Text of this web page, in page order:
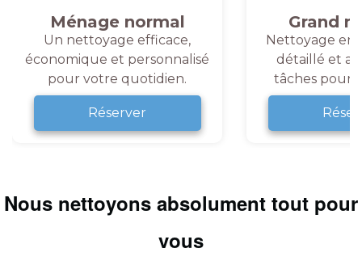
Ménage normal
Un nettoyage efficace,
économique et personnalisé
pour votre quotidien.
Réserver
Grand
Nettoyage en
détaillé et
tâches pour
Nous nettoyons absolument tout pour
vous